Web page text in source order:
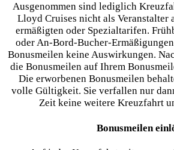
Ausgenommen sind lediglich
Lloyd Cruises nicht als Veranstalter
ermäßigten oder Spezialtarifen.
oder An-Bord-Bucher-
Bonusmeilen keine Auswirkungen.
die Bonusmeilen auf Ihrem
Die erworbenen Bonusmeilen
volle Gültigkeit. Sie verfallen nur
Zeit keine weitere Kreuzfahrt
Bonusmeilen